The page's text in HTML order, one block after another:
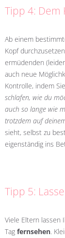
Tipp 4: Dem
Ab einem
Kopf
ermüdenden
auch neue
Kontrolle, indem
schlafen, wie du
auch so lange wie
trotzdem auf
sieht, selbst zu
eigenständig ins
Tipp 5:
Viele Eltern lassen
Tag fernsehen.